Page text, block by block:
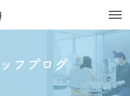
フブログ